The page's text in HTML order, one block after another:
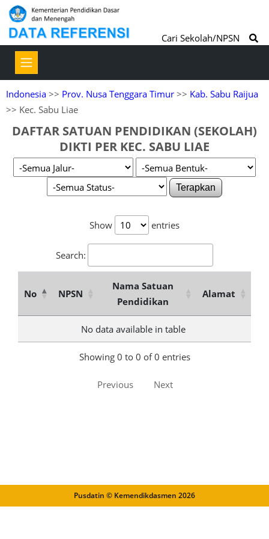
Cari Sekolah/NPSN
Indonesia >> Prov. Nusa Tenggara Timur >> Kab. Sabu Raijua
>> Kec. Sabu Liae
DAFTAR SATUAN PENDIDIKAN (SEKOLAH)
DIKTI PER KEC. SABU LIAE
Terapkan
Show entries
Search:
No NPSN
Nama Satuan
Pendidikan
Alamat
No data available in table
Showing 0 to 0 of 0 entries
Previous Next
Pusdatin © Kemendikdasmen 2026